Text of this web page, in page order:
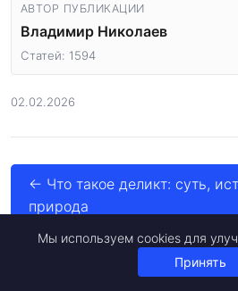
АВТОР ПУБЛИКАЦИИ
Владимир Николаев
Статей: 1594
02.02.2026
← Что такое деликт: суть,
природа
Кто может быть эмитентом:
Мы используем cookies для
Принять